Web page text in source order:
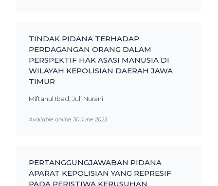
TINDAK PIDANA TERHADAP
PERDAGANGAN ORANG DALAM
PERSPEKTIF HAK ASASI MANUSIA DI
WILAYAH KEPOLISIAN DAERAH JAWA
TIMUR
Miftahul Ibad, Juli Nurani
Available online 30 June 2023
PERTANGGUNGJAWABAN PIDANA
APARAT KEPOLISIAN YANG REPRESIF
PADA PERISTIWA KERUSUHAN